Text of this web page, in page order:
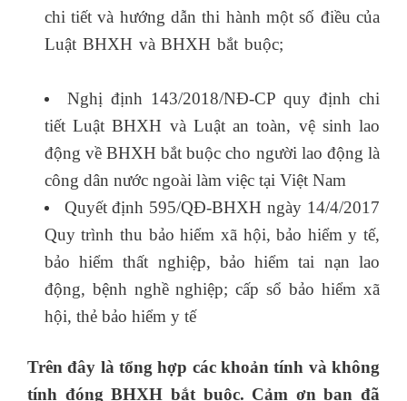
chi tiết và hướng dẫn thi hành một số điều của
Luật BHXH và BHXH bắt buộc;
Nghị định 143/2018/NĐ-CP quy định chi
tiết Luật BHXH và Luật an toàn, vệ sinh lao
động về BHXH bắt buộc cho người lao động là
công dân nước ngoài làm việc tại Việt Nam
Quyết định 595/QĐ-BHXH ngày 14/4/2017
Quy trình thu bảo hiểm xã hội, bảo hiểm y tế,
bảo hiểm thất nghiệp, bảo hiểm tai nạn lao
động, bệnh nghề nghiệp; cấp sổ bảo hiểm xã
hội, thẻ bảo hiểm y tế
Trên đây là tổng hợp các khoản tính và không
tính đóng BHXH bắt buộc. Cảm ơn bạn đã